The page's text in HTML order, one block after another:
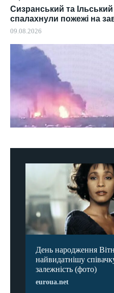
Сизранський та
спалахнули пожежі на
09.08.2026
День народження
найвидатнішу
залежність (фото)
euroua.net